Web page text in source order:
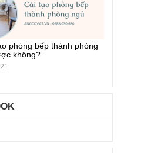
phòng bếp thành phòng
không?